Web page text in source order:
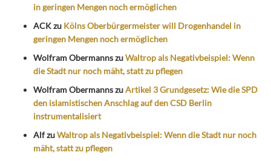
in geringen Mengen noch ermöglichen
ACKzu Kölns Oberbürgermeister will Drogenhandel in
geringen Mengen noch ermöglichen
Wolfram ObermannszuWaltrop als Negativbeispiel: Wenn
die Stadt nur noch mäht, statt zu pflegen
Wolfram ObermannszuArtikel 3 Grundgesetz: Wie die SPD
den islamistischen Anschlag auf den CSD Berlin
instrumentalisiert
AlfzuWaltrop als Negativbeispiel: Wenn die Stadt nur noch
mäht, statt zu pflegen